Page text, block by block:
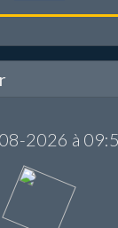
2026 à